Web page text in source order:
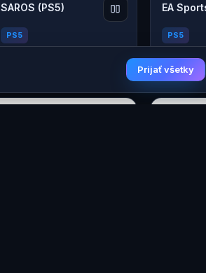
Prijať všetky
SAROS (PS5)
PS5
EA
PS5
19,99 €